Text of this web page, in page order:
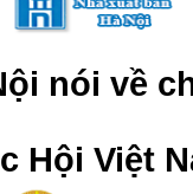
nói về
Hội Việt